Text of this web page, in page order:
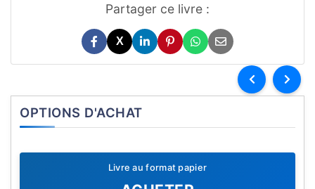
Partager ce livre :
X
OPTIONS D'ACHAT
Livre au format papier